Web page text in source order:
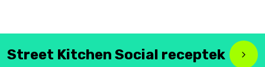
Street Kitchen Social receptek